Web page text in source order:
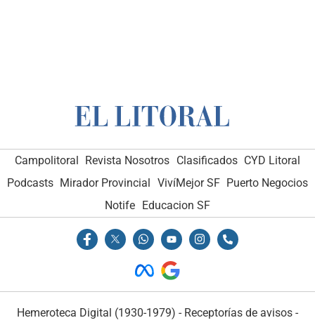
Campolitoral Revista Nosotros Clasificados CYD Litoral
Podcasts Mirador Provincial VivíMejor SF Puerto Negocios
Notife Educacion SF
Hemeroteca Digital (1930-1979) - Receptorías de avisos -